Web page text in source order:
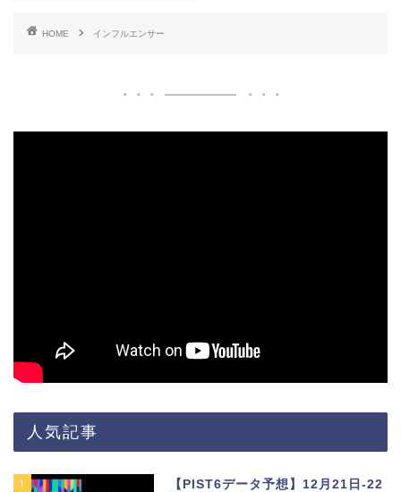
HOME インフルエンサー
人気記事
1
【PIST6データ予想】12月21日-22